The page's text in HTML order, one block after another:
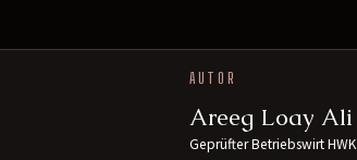
AUTOR
Areeg Loay Ali
Geprüfter Betriebswirt HWK